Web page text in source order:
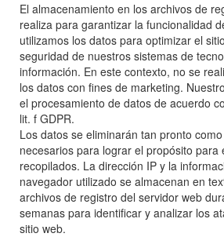
El almacenamiento en los archivos de
realiza para garantizar la funcionalidad
utilizamos los datos para optimizar el
seguridad de nuestros sistemas de
información. En este contexto, no se
los datos con fines de marketing.
el procesamiento de datos de acuerdo
lit. f GDPR.
Los datos se eliminarán tan pronto
necesarios para lograr el propósito para
recopilados. La dirección IP y la
navegador utilizado se almacenan en
archivos de registro del servidor web
semanas para identificar y analizar los
sitio web.